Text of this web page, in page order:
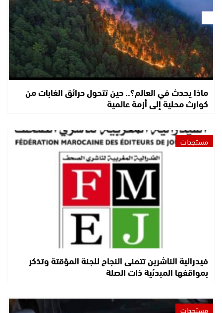
ماذا يحدث في العالم؟.. حين تتحول حرائق الغابات من
كوارث محلية إلى أزمة عالمية
مستجدات
فيدرالية الناشرين تتمنى النجاح للجنة المؤقتة وتذكر
بمواقفها المبدئية ذات الصلة
مستجدات